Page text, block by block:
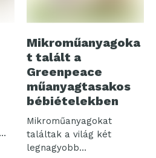
Mikroműanyagoka
t talált a
Greenpeace
műanyagtasakos
bébiételekben
Mikroműanyagokat
találtak a világ két
legnagyobb